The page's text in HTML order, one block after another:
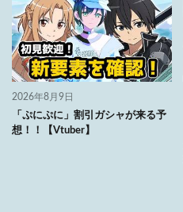
2026年8月9日
「ぷにぷに」割引ガシャが来る予
想！！【Vtuber】